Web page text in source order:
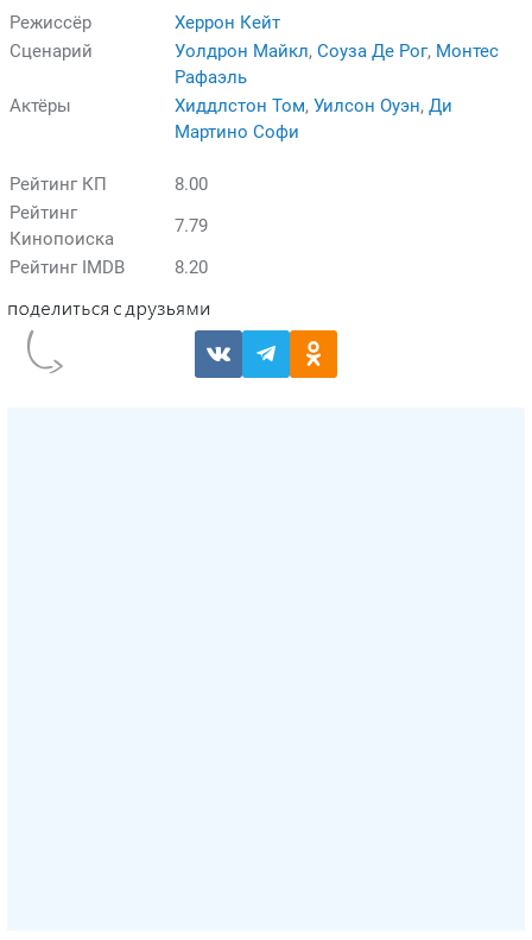
Режиссёр
Херрон Кейт
Сценарий
Уолдрон Майкл, Соуза Де Рог, Монтес
Рафаэль
Актёры
Хиддлстон Том, Уилсон Оуэн, Ди
Мартино Софи
Рейтинг КП
8.00
Рейтинг
Кинопоиска
7.79
Рейтинг IMDB
8.20